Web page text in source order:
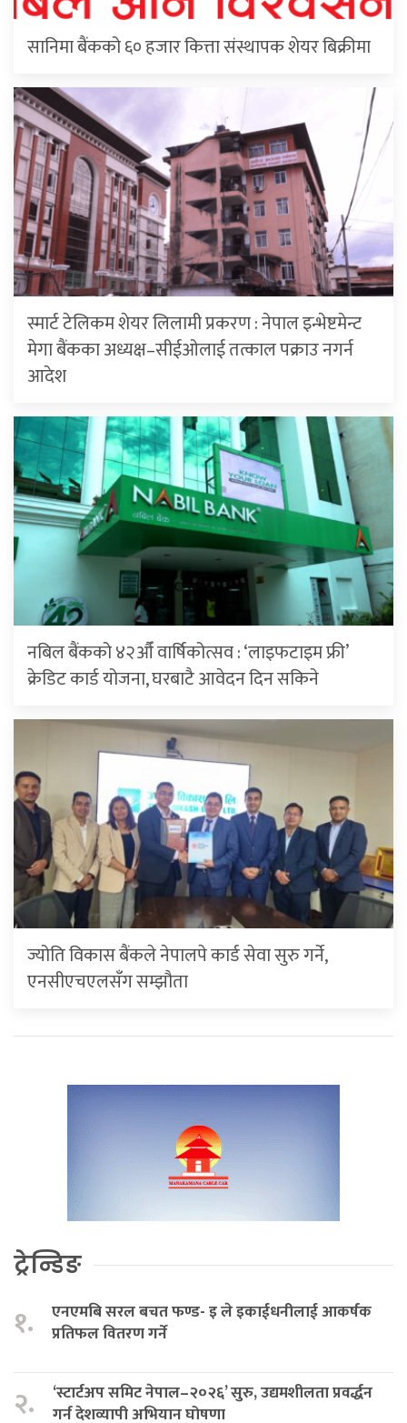
सानिमा बैंकको ६० हजार कित्ता संस्थापक शेयर बिक्रीमा
स्मार्ट टेलिकम शेयर लिलामी प्रकरण : नेपाल इन्भेष्टमेन्ट
मेगा बैंकका अध्यक्ष–सीईओलाई तत्काल पक्राउ नगर्न
आदेश
नबिल बैंकको ४२औँ वार्षिकोत्सव : ‘लाइफटाइम फ्री’
क्रेडिट कार्ड योजना, घरबाटै आवेदन दिन सकिने
ज्योति विकास बैंकले नेपालपे कार्ड सेवा सुरु गर्ने,
एनसीएचएलसँग सम्झौता
ट्रेन्डिङ
१.
एनएमबि सरल बचत फण्ड- इ ले इकाईधनीलाई आकर्षक
प्रतिफल वितरण गर्ने
२.
‘स्टार्टअप समिट नेपाल–२०२६’ सुरु, उद्यमशीलता प्रवर्द्धन
गर्न देशव्यापी अभियान घोषणा